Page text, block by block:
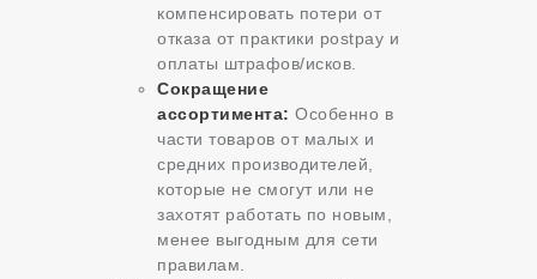
компенсировать потери от
отказа от практики postpay и
оплаты штрафов/исков.
Сокращение
ассортимента: Особенно в
части товаров от малых и
средних производителей,
которые не смогут или не
захотят работать по новым,
менее выгодным для сети
правилам.